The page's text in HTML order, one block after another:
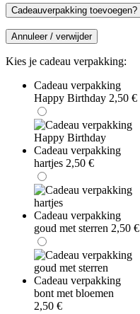
Cadeauverpakking toevoegen?
Annuleer / verwijder
Kies je cadeau verpakking:
Cadeau verpakking
Happy Birthday 2,50 €
Cadeau verpakking
hartjes 2,50 €
Cadeau verpakking
goud met sterren 2,50 €
Cadeau verpakking
bont met bloemen
2,50 €